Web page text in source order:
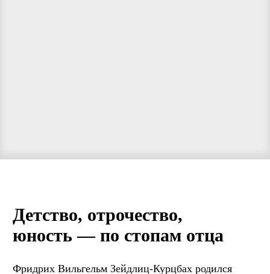
Детство, отрочество,
юность — по стопам отца
Фридрих Вильгельм Зейдлиц-Курцбах родился